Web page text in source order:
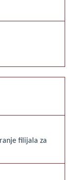
filijala za